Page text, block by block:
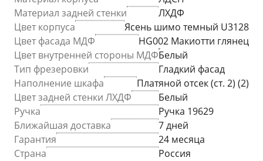
Материал задней стенки
ЛХДФ
Цвет корпуса
Ясень шимо темный U3128
Цвет фасада МДФ
HG002 Макиотти глянец
Цвет внутренней стороны МДФБелый
Тип фрезеровки
Гладкий фасад
Наполнение шкафа
Платяной отсек (ст. 2) (2)
Цвет задней стенки ЛХДФ
Белый
Ручка
Ручка 19629
Ближайшая доставка
7 дней
Гарантия
24 месяца
Страна
Россия